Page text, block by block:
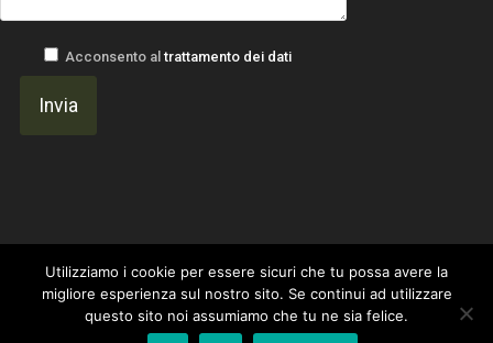
Acconsento al trattamento dei dati
Un progetto di Gavilab Web Agency ~ I Marinai del Web|
Utilizziamo i cookie per essere sicuri che tu possa avere la
migliore esperienza sul nostro sito. Se continui ad utilizzare
questo sito noi assumiamo che tu ne sia felice.